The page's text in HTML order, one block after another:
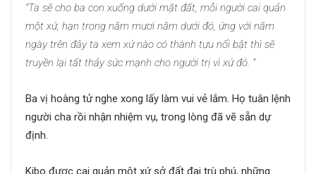
“Ta sẽ cho ba con xuống dưới mặt đất, mỗi người cai quản
một xứ, hạn trong năm mươi năm dưới đó, ứng với năm
ngày trên đây ta xem xứ nào có thành tựu nổi bật thì sẽ
truyền lại tất thảy sức mạnh cho người trị vì xứ đó. ”
Ba vị hoàng tử nghe xong lấy làm vui vẻ lắm. Họ tuân lệnh
người cha rồi nhận nhiệm vụ, trong lòng đã vẽ sẵn dự
định.
Kibo được cai quản một xứ sở đất đai trù phú, những